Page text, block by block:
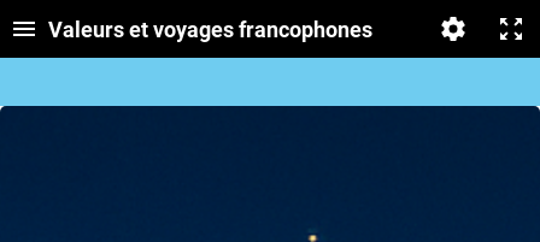
Valeurs et voyages francophones